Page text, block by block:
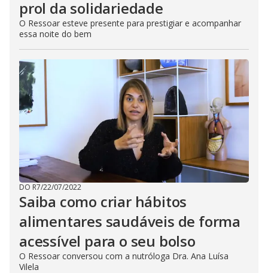
prol da solidariedade
O Ressoar esteve presente para prestigiar e acompanhar
essa noite do bem
DO R7/22/07/2022
Saiba como criar hábitos
alimentares saudáveis de forma
acessível para o seu bolso
O Ressoar conversou com a nutróloga Dra. Ana Luísa
Vilela